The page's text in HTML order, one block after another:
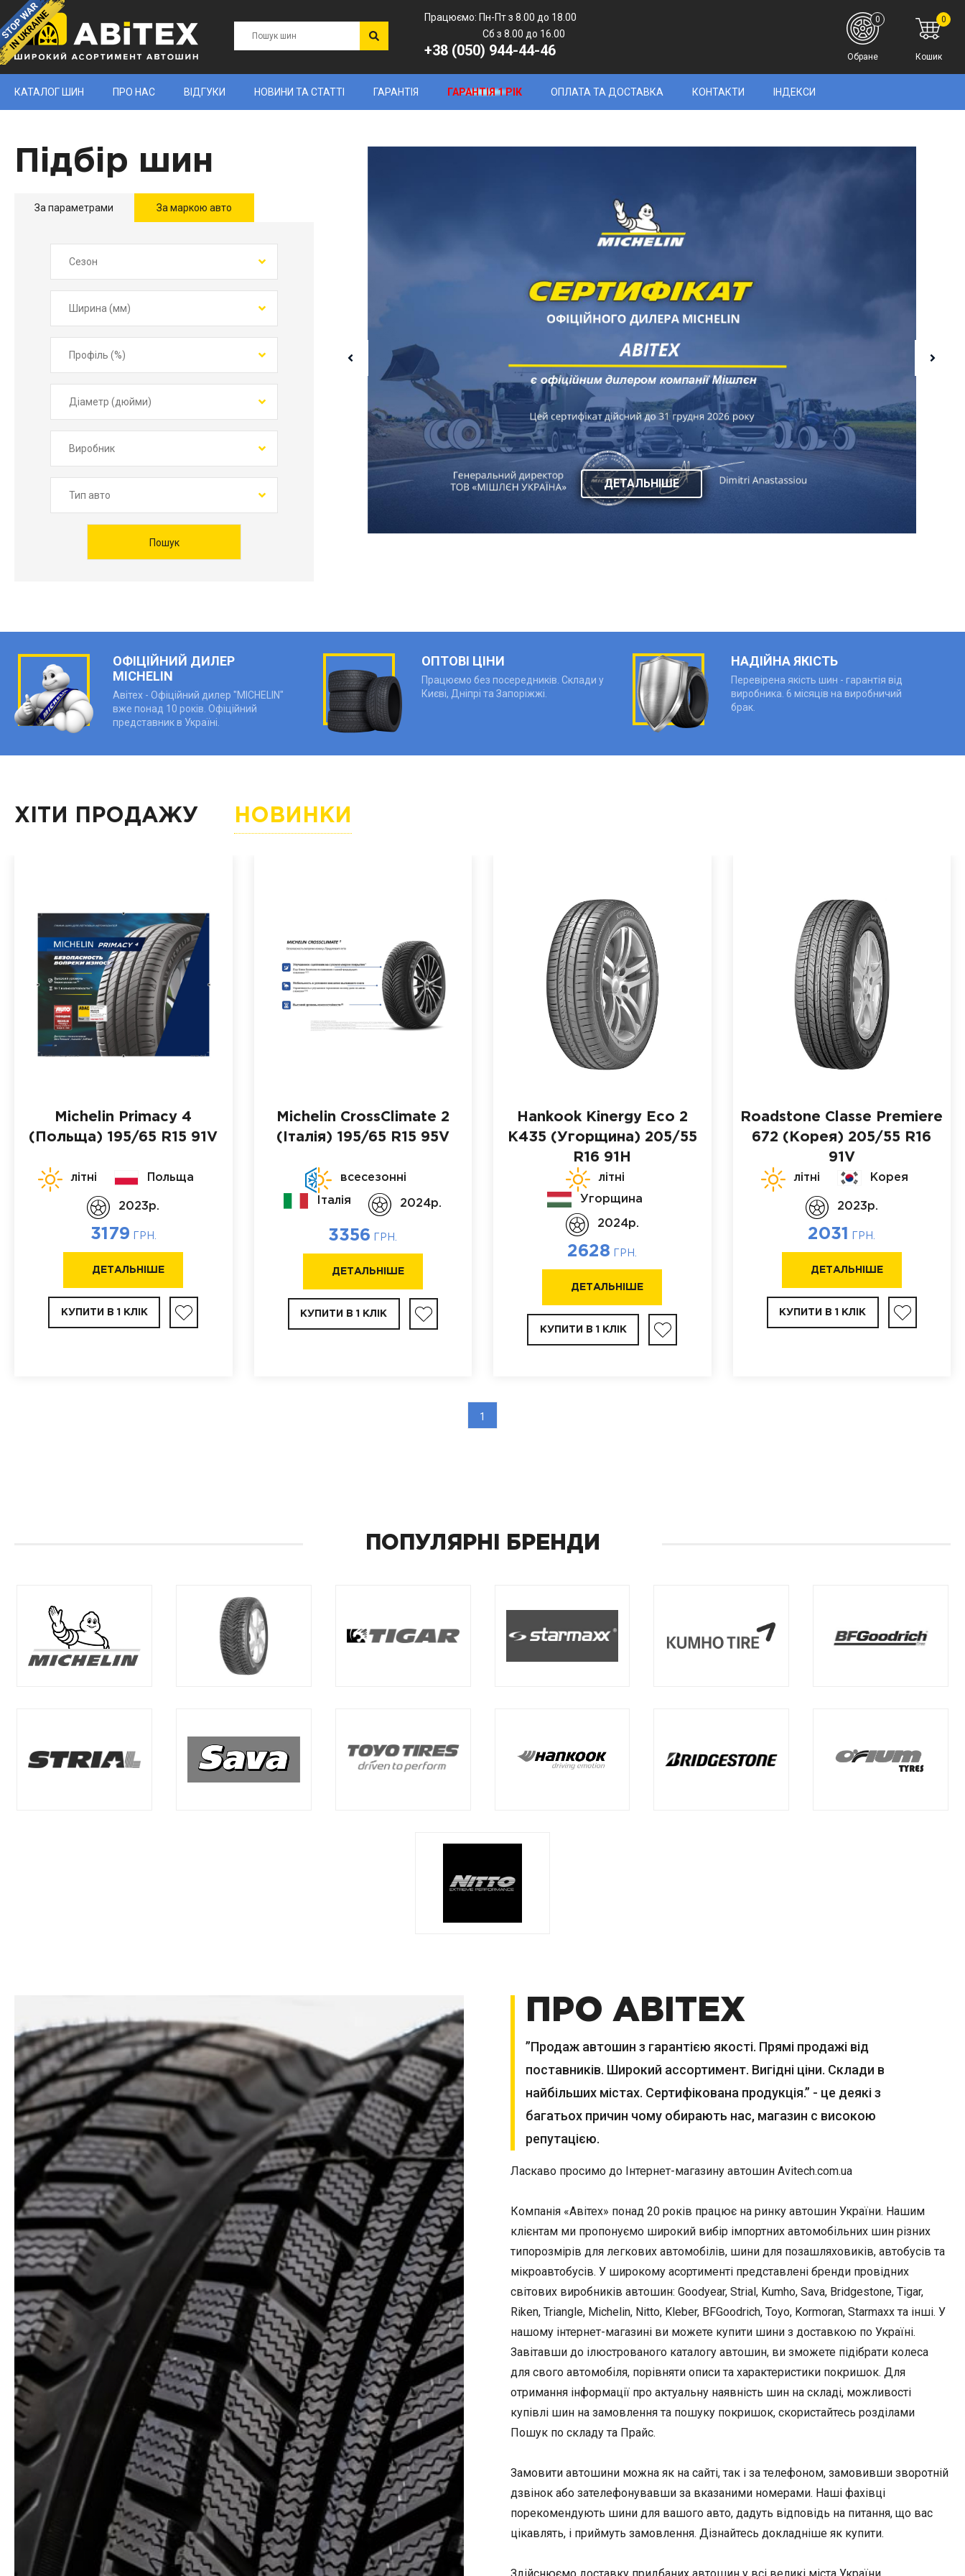
Працюємо: Пн-Пт з 8.00 до 18.00
Сб з 8.00 до 16.00
+38 (050) 944-44-46
0
Кошик
0
Обране
КАТАЛОГ ШИН ПРО НАС ВІДГУКИ НОВИНИ ТА СТАТТІ ГАРАНТІЯ ГАРАНТІЯ 1 РІК ОПЛАТА ТА ДОСТАВКА КОНТАКТИ ІНДЕКСИ
Підбір шин
За параметрами За маркою авто
ДЕТАЛЬНІШЕ
ОФІЦІЙНИЙ ДИЛЕР
MICHELIN
Авітех - Офіційний дилер "MICHELIN"
вже понад 10 років. Офіційний
представник в Україні.
ОПТОВІ ЦІНИ
Працюємо без посередників. Склади у
Києві, Дніпрі та Запоріжжі.
НАДІЙНА ЯКІСТЬ
Перевірена якість шин - гарантія від
виробника. 6 місяців на виробничий
брак.
ХІТИ ПРОДАЖУ НОВИНКИ
Michelin Primacy 4
(Польща) 195/65 R15 91V
літні Польща
2023p.
3179 ГРН.
ДЕТАЛЬНІШЕ
КУПИТИ В 1 КЛІК
Michelin CrossClimate 2
(Італія) 195/65 R15 95V
всесезонні
Італія 2024p.
3356 ГРН.
ДЕТАЛЬНІШЕ
КУПИТИ В 1 КЛІК
Hankook Kinergy Eco 2
K435 (Угорщина) 205/55
R16 91H
літні
Угорщина
2024p.
2628 ГРН.
ДЕТАЛЬНІШЕ
КУПИТИ В 1 КЛІК
Roadstone Classe Premiere
672 (Корея) 205/55 R16
91V
літні Корея
2023p.
2031 ГРН.
ДЕТАЛЬНІШЕ
КУПИТИ В 1 КЛІК
1
ПОПУЛЯРНІ БРЕНДИ
ПРО АВІТЕХ
”Продаж автошин з гарантією якості. Прямі продажі від
поставників. Широкий ассортимент. Вигідні ціни. Склади в
найбільших містах. Сертифікована продукція.” - це деякі з
багатьох причин чому обирають нас, магазин с високою
репутацією.
Ласкаво просимо до Інтернет-магазину автошин Avitech.com.ua
Компанія «Авітех» понад 20 років працює на ринку автошин України. Нашим
клієнтам ми пропонуємо широкий вибір імпортних автомобільних шин різних
типорозмірів для легкових автомобілів, шини для позашляховиків, автобусів та
мікроавтобусів. У широкому асортименті представлені бренди провідних
світових виробників автошин: Goodyear, Strial, Kumho, Sava, Bridgestone, Tigar,
Riken, Triangle, Michelin, Nitto, Kleber, BFGoodrich, Toyo, Kormoran, Starmaxx та інші. У
нашому інтернет-магазині ви можете купити шини з доставкою по Україні.
Завітавши до ілюстрованого каталогу автошин, ви зможете підібрати колеса
для свого автомобіля, порівняти описи та характеристики покришок. Для
отримання інформації про актуальну наявність шин на складі, можливості
купівлі шин на замовлення та пошуку покришок, скористайтесь розділами
Пошук по складу та Прайс.
Замовити автошини можна як на сайті, так і за телефоном, замовивши зворотній
дзвінок або зателефонувавши за вказаними номерами. Наші фахівці
порекомендують шини для вашого авто, дадуть відповідь на питання, що вас
цікавлять, і приймуть замовлення. Дізнайтесь докладніше як купити.